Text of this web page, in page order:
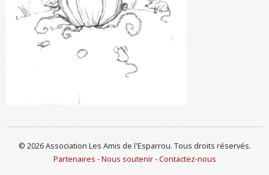
© 2026 Association Les Amis de l'Esparrou. Tous droits réservés.
Partenaires -Nous soutenir-Contactez-nous